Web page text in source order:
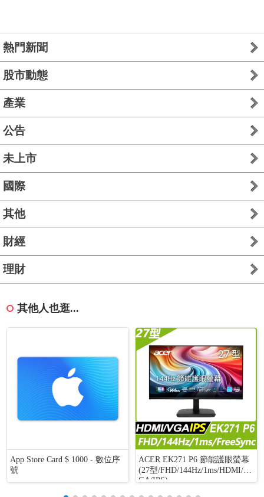
熱門新聞
股市動態
產業
公告
未上市
國際
其他
財經
理財
其他人也逛...
App Store Card $ 1000 - 數位序
號
ACER EK271 P6 節能護眼螢幕
(27型/FHD/144Hz/1ms/HDMI/V
GA/IPS)